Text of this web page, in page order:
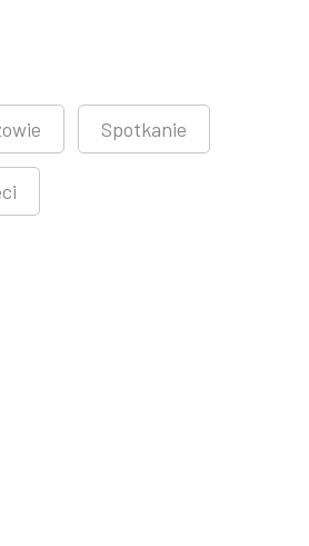
Spotkanie